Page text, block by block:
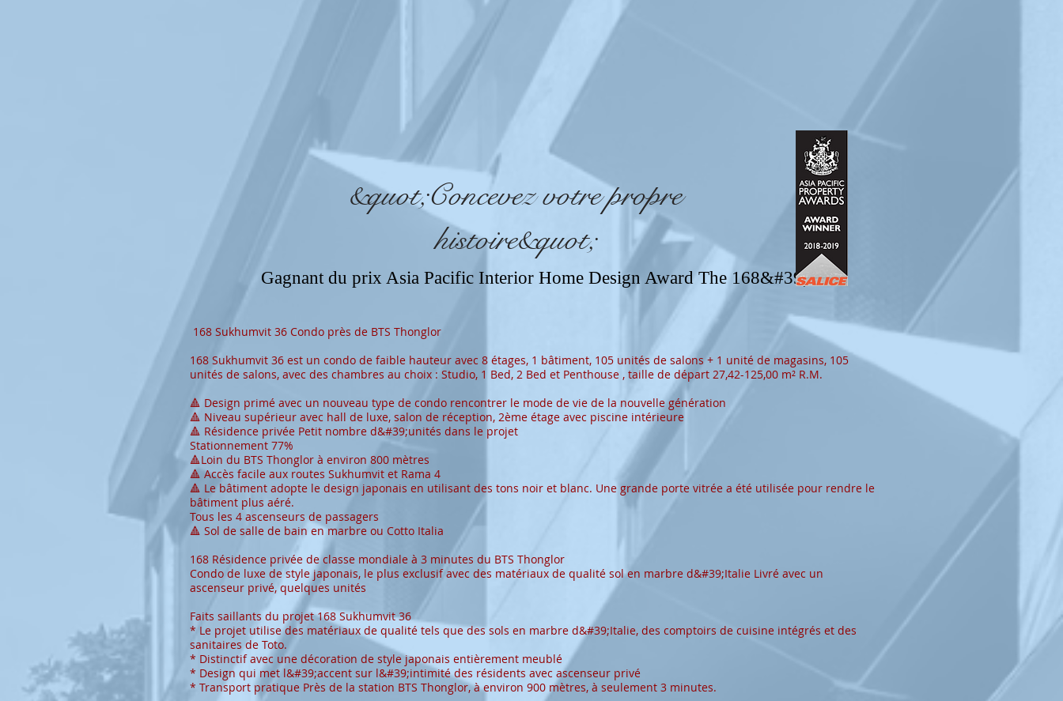
&quot;Concevez votre propre
histoire&quot;
Gagnant du prix Asia Pacific Interior Home Design Award The 168&#39;s
168 Sukhumvit 36 Condo près de BTS Thonglor
168 Sukhumvit 36 est un condo de faible hauteur avec 8 étages, 1 bâtiment, 105 unités de salons + 1 unité de magasins, 105
unités de salons, avec des chambres au choix : Studio, 1 Bed, 2 Bed et Penthouse , taille de départ 27,42-125,00 m² R.M.
🔺 Design primé avec un nouveau type de condo rencontrer le mode de vie de la nouvelle génération
🔺 Niveau supérieur avec hall de luxe, salon de réception, 2ème étage avec piscine intérieure
🔺 Résidence privée Petit nombre d&#39;unités dans le projet
Stationnement 77%
🔺Loin du BTS Thonglor à environ 800 mètres
🔺 Accès facile aux routes Sukhumvit et Rama 4
🔺 Le bâtiment adopte le design japonais en utilisant des tons noir et blanc. Une grande porte vitrée a été utilisée pour rendre le
bâtiment plus aéré.
Tous les 4 ascenseurs de passagers
🔺 Sol de salle de bain en marbre ou Cotto Italia
168 Résidence privée de classe mondiale à 3 minutes du BTS Thonglor
Condo de luxe de style japonais, le plus exclusif avec des matériaux de qualité sol en marbre d&#39;Italie Livré avec un
ascenseur privé, quelques unités
Faits saillants du projet 168 Sukhumvit 36
* Le projet utilise des matériaux de qualité tels que des sols en marbre d&#39;Italie, des comptoirs de cuisine intégrés et des
sanitaires de Toto.
* Distinctif avec une décoration de style japonais entièrement meublé
* Design qui met l&#39;accent sur l&#39;intimité des résidents avec ascenseur privé
* Transport pratique Près de la station BTS Thonglor, à environ 900 mètres, à seulement 3 minutes.